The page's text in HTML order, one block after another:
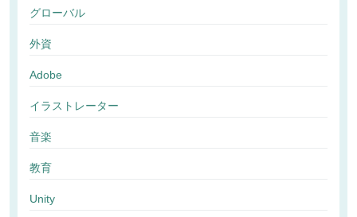
グローバル
外資
Adobe
イラストレーター
音楽
教育
Unity